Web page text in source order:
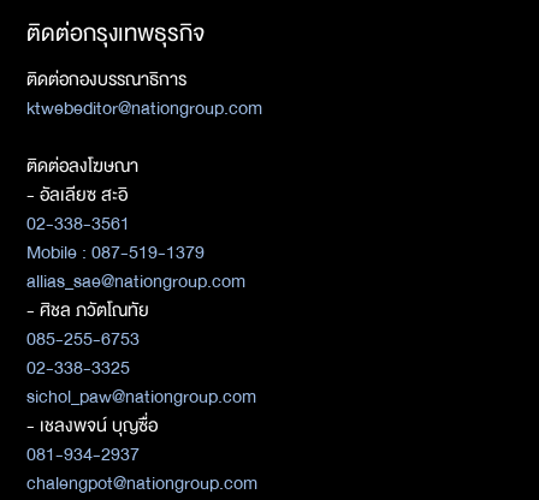
ติดต่อกรุงเทพธุรกิจ
ติดต่อกองบรรณาธิการ
ktwebeditor@nationgroup.com
ติดต่อลงโฆษณา
- อัลเลียซ สะอิ
02-338-3561
Mobile : 087-519-1379
allias_sae@nationgroup.com
- ศิชล ภวัตโณทัย
085-255-6753
02-338-3325
sichol_paw@nationgroup.com
- เชลงพจน์ บุญซื่อ
081-934-2937
chalengpot@nationgroup.com